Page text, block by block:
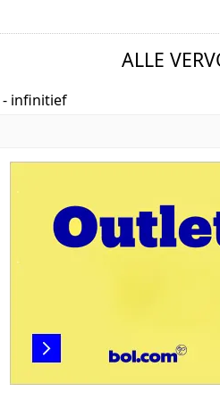
ALLE
- infinitief